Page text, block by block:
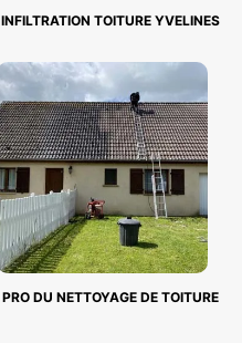
INFILTRATION TOITURE YVELINES
PRO DU NETTOYAGE DE TOITURE